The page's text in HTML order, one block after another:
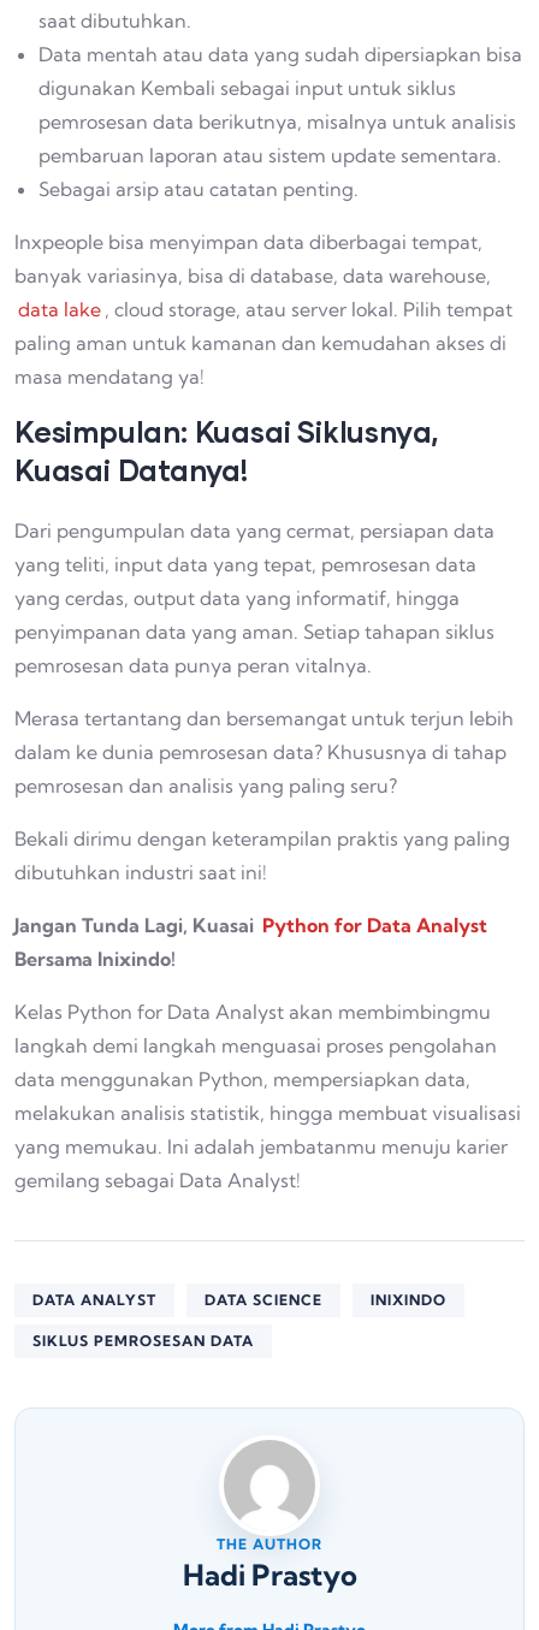
saat dibutuhkan.
Data mentah atau data yang sudah dipersiapkan bisa
digunakan Kembali sebagai input untuk siklus
pemrosesan data berikutnya, misalnya untuk analisis
pembaruan laporan atau sistem update sementara.
Sebagai arsip atau catatan penting.
Inxpeople bisa menyimpan data diberbagai tempat,
banyak variasinya, bisa di database, data warehouse,
data lake , cloud storage, atau server lokal. Pilih tempat
paling aman untuk kamanan dan kemudahan akses di
masa mendatang ya!
Kesimpulan: Kuasai Siklusnya,
Kuasai Datanya!
Dari pengumpulan data yang cermat, persiapan data
yang teliti, input data yang tepat, pemrosesan data
yang cerdas, output data yang informatif, hingga
penyimpanan data yang aman. Setiap tahapan siklus
pemrosesan data punya peran vitalnya.
Merasa tertantang dan bersemangat untuk terjun lebih
dalam ke dunia pemrosesan data? Khususnya di tahap
pemrosesan dan analisis yang paling seru?
Bekali dirimu dengan keterampilan praktis yang paling
dibutuhkan industri saat ini!
Jangan Tunda Lagi, Kuasai Python for Data Analyst
Bersama Inixindo!
Kelas Python for Data Analyst akan membimbingmu
langkah demi langkah menguasai proses pengolahan
data menggunakan Python, mempersiapkan data,
melakukan analisis statistik, hingga membuat visualisasi
yang memukau. Ini adalah jembatanmu menuju karier
gemilang sebagai Data Analyst!
DATA ANALYST DATA SCIENCE INIXINDO
SIKLUS PEMROSESAN DATA
THE AUTHOR
Hadi Prastyo